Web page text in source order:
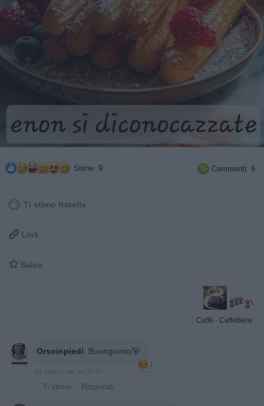
Stime: 9  Commenti: 6
Ti stimo fratella
 Link
 Salva
Caffè · Caffettiere
Orsoinpiedi: Buongiorno🐻
1
23 Giugno alle ore 07:57
· Ti stimo · Rispondi